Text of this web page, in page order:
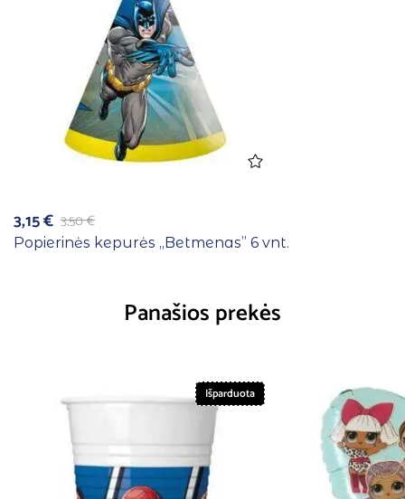
3,50€
3,15€
Popierinės kepurės ,,Betmenas” 6 vnt.
Panašios prekės
Išparduota